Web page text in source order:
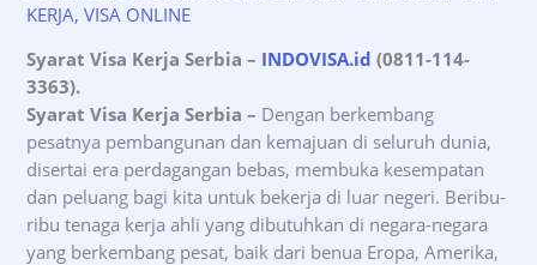
KERJA,VISA ONLINE
Syarat Visa Kerja Serbia – INDOVISA.id (0811-114-
3363).
Syarat Visa Kerja Serbia – Dengan berkembang
pesatnya pembangunan dan kemajuan di seluruh dunia,
disertai era perdagangan bebas, membuka kesempatan
dan peluang bagi kita untuk bekerja di luar negeri. Beribu-
ribu tenaga kerja ahli yang dibutuhkan di negara-negara
yang berkembang pesat, baik dari benua Eropa, Amerika,